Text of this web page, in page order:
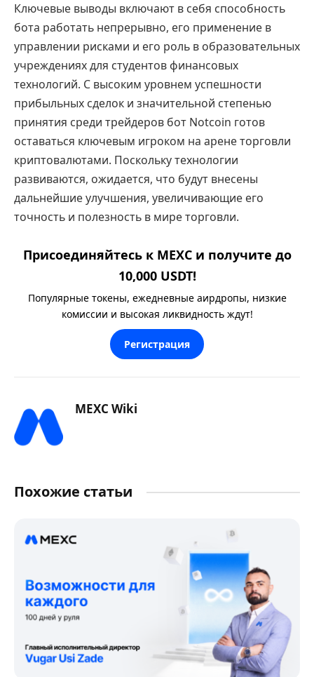
Ключевые выводы включают в себя способность
бота работать непрерывно, его применение в
управлении рисками и его роль в образовательных
учреждениях для студентов финансовых
технологий. С высоким уровнем успешности
прибыльных сделок и значительной степенью
принятия среди трейдеров бот Notcoin готов
оставаться ключевым игроком на арене торговли
криптовалютами. Поскольку технологии
развиваются, ожидается, что будут внесены
дальнейшие улучшения, увеличивающие его
точность и полезность в мире торговли.
Присоединяйтесь к MEXC и получите до
10,000 USDT!
Популярные токены, ежедневные аирдропы, низкие
комиссии и высокая ликвидность ждут!
Регистрация
MEXC Wiki
Похожие статьи